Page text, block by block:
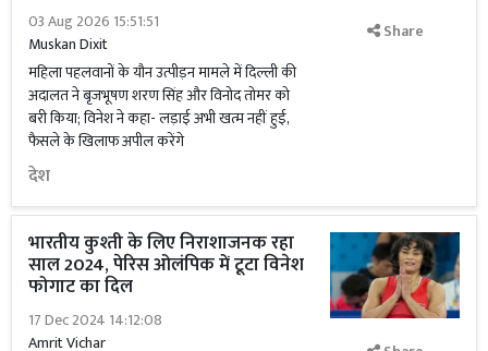
03 Aug 2026 15:51:51
Muskan Dixit
महिला पहलवानों के यौन उत्पीड़न मामले में दिल्ली की
अदालत ने बृजभूषण शरण सिंह और विनोद तोमर को
बरी किया; विनेश ने कहा- लड़ाई अभी खत्म नहीं हुई,
फैसले के खिलाफ अपील करेंगे
देश
Share
भारतीय कुश्ती के लिए निराशाजनक रहा
साल 2024, पेरिस ओलंपिक में टूटा विनेश
फोगाट का दिल
17 Dec 2024 14:12:08
Amrit Vichar